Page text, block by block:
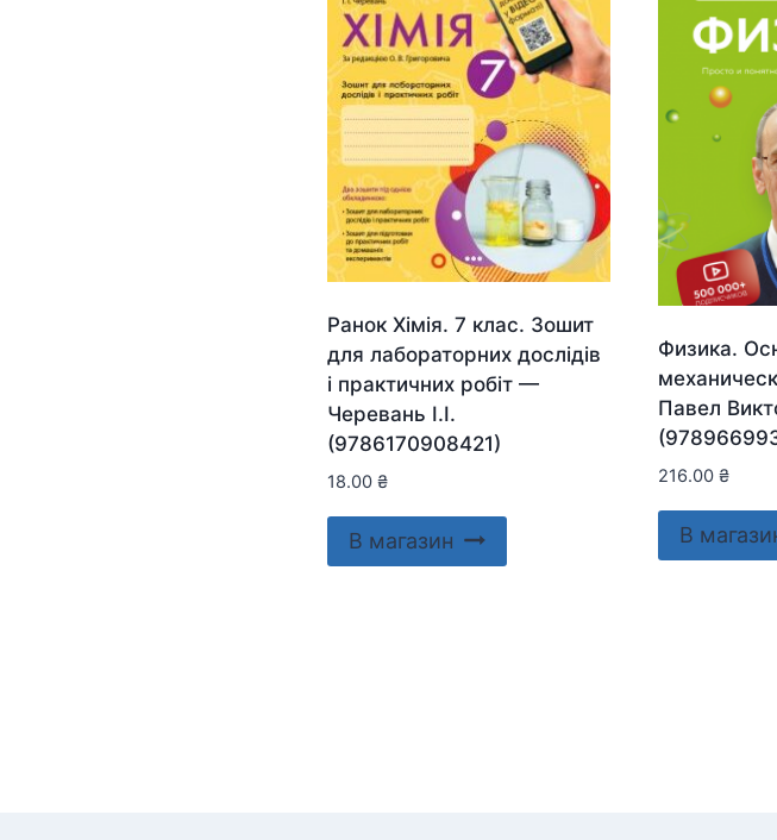
Ранок Хімія. 7 клас. Зошит
для лабораторних дослідів
і практичних робіт —
Черевань І.І.
(9786170908421)
18.00 ₴
В магазин
Физика.
Павел
216.00 ₴
В